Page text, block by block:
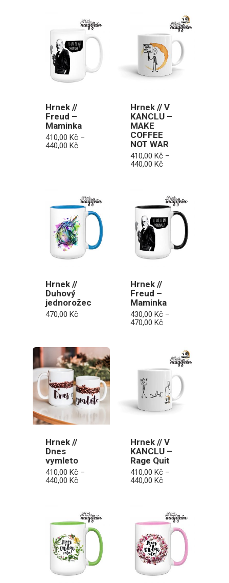
Hrnek //
Freud –
Maminka
410,00 Kč –
440,00 KčRozpětí
Hrnek // V
KANCLU –
MAKE
COFFEE
NOT WAR
410,00Kč –
440,00KčRozpětí
440,00 Kč
Hrnek //
Duhový
jednorožec
470,00 Kč
Hrnek //
Freud –
Maminka
430,00Kč –
470,00KčRozpětí
470,00 Kč
Hrnek //
Dnes
vymleto
410,00 Kč –
440,00 KčRozpětí
440,00 Kč
Hrnek // V
KANCLU –
Rage Quit
410,00Kč –
440,00KčRozpětí
440,00 Kč